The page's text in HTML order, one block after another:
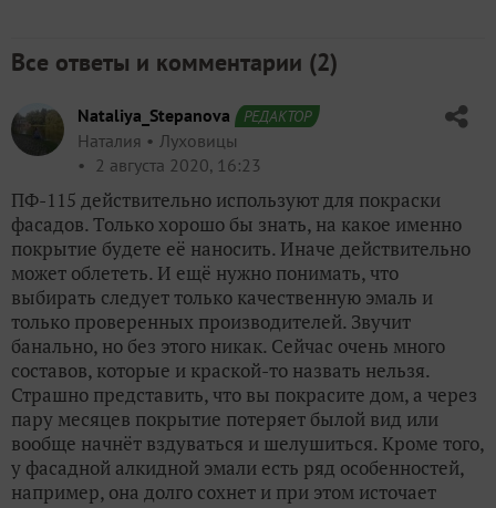
Все ответы и комментарии (2)
Nataliya_Stepanova РЕДАКТОР
Наталия
Луховицы
2 августа 2020, 16:23
ПФ-115 действительно используют для покраски
фасадов. Только хорошо бы знать, на какое именно
покрытие будете её наносить. Иначе действительно
может облететь. И ещё нужно понимать, что
выбирать следует только качественную эмаль и
только проверенных производителей. Звучит
банально, но без этого никак. Сейчас очень много
составов, которые и краской-то назвать нельзя.
Страшно представить, что вы покрасите дом, а через
пару месяцев покрытие потеряет былой вид или
вообще начнёт вздуваться и шелушиться. Кроме того,
у фасадной алкидной эмали есть ряд особенностей,
например, она долго сохнет и при этом источает